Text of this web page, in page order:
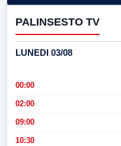
PALINSESTO TV
LUNEDI 03/08
00:00
02:00
09:00
10:30